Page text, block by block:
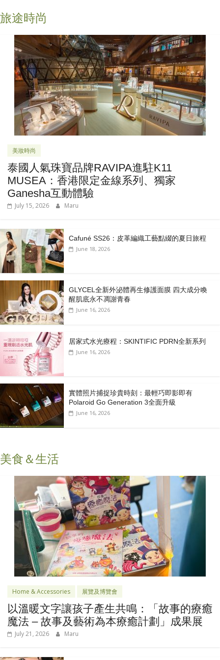
旅途時尚
美妝時尚
泰國人氣珠寶品牌RAVIPA進駐K11
MUSEA：香港限定金線系列、獨家
Ganesha互動體驗
July 15, 2026 Maru
Cafuné SS26：皮革編織工藝點綴的夏日旅程
June 18, 2026
GLYCEL全新外泌體再生修護面膜 四大成分喚
醒肌底永不凋謝青春
June 16, 2026
居家式水光療程：SKINTIFIC PDRN全新系列
June 16, 2026
實體照片捕捉珍貴時刻：最輕巧即影即有
Polaroid Go Generation 3全面升級
June 16, 2026
美食＆生活
Home & Accessories 展覽及博覽會
以溫暖文字讓孩子產生共鳴：「故事的療癒
魔法 – 故事及藝術為本療癒計劃」成果展
July 21, 2026 Maru